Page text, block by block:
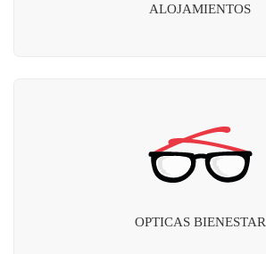
ALOJAMIENTOS
OPTICAS BIENESTAR